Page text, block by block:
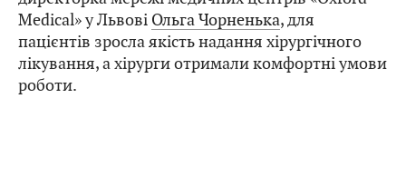
Medical» у Львові Ольга Чорненька, для
пацієнтів зросла якість надання хірургічного
лікування, а хірурги отримали комфортні умови
роботи.